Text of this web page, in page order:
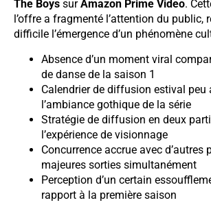
The Boys surAmazon Prime Video.
l’offre a fragmenté l’attention du public,
difficile l’émergence d’un phénomène
Absence d’un moment viral
de danse de la saison 1
Calendrier de diffusion estival peu
l’ambiance gothique de la série
Stratégie de diffusion en deux
l’expérience de visionnage
Concurrence accrue avec d’autres
majeures sorties simultanément
Perception d’un certain
rapport à la première saison